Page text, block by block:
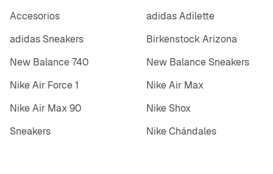
Accesorios
adidas Adilette
adidas Sneakers
Birkenstock Arizona
New Balance 740
New Balance Sneakers
Nike Air Force 1
Nike Air Max
Nike Air Max 90
Nike Shox
Sneakers
Nike Chándales